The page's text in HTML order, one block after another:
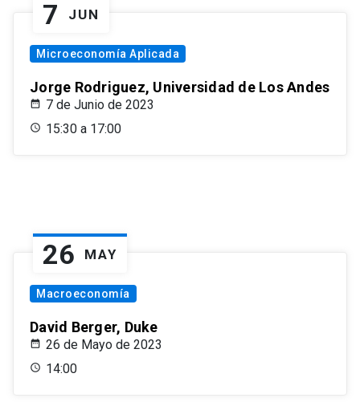
7 JUN
Microeconomía Aplicada
Jorge Rodriguez, Universidad de Los Andes
7 de Junio de 2023
15:30 a 17:00
26 MAY
Macroeconomía
David Berger, Duke
26 de Mayo de 2023
14:00